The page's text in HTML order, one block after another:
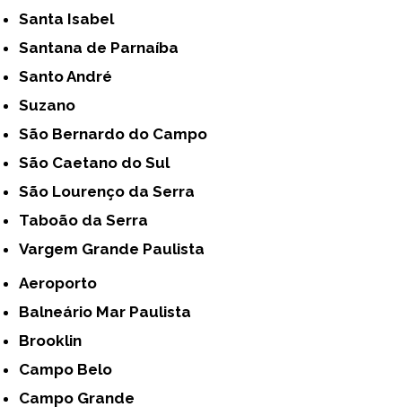
Santa Isabel
Santana de Parnaíba
Santo André
Suzano
São Bernardo do Campo
São Caetano do Sul
São Lourenço da Serra
Taboão da Serra
Vargem Grande Paulista
Aeroporto
Balneário Mar Paulista
Brooklin
Campo Belo
Campo Grande